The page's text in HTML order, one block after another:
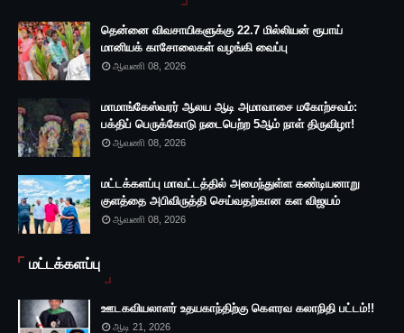
தென்னை விவசாயிகளுக்கு 22.7 மில்லியன் ரூபாய்
மானியக் காசோலைகள் வழங்கி வைப்பு
ஆவணி 08, 2026
மாமாங்கேஸ்வரர் ஆலய ஆடி அமாவாசை மகோற்சவம்:
பக்திப் பெருக்கோடு நடைபெற்ற 5ஆம் நாள் திருவிழா!
ஆவணி 08, 2026
மட்டக்களப்பு மாவட்டத்தில் அமைந்துள்ள கண்டியனாறு
குளத்தை அபிவிருத்தி செய்வதற்கான கள விஜயம்
ஆவணி 08, 2026
மட்டக்களப்பு
ஊடகவியலாளர் உதயகாந்திற்கு கௌரவ கலாநிதி பட்டம்!!
ஆடி 21, 2026